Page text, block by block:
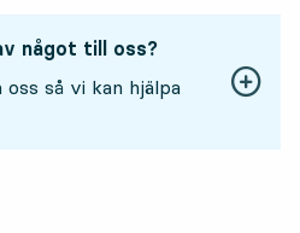
något till oss?
så vi kan hjälpa